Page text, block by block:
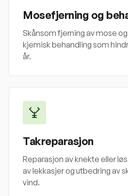
Mosefjerning og
Skånsom fjerning av mose
kjemisk behandling som
år.
Takreparasjon
Reparasjon av knekte eller
av lekkasjer og utbedring av
vind.